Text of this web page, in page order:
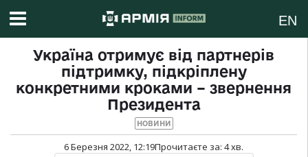
EN
Україна отримує від партнерів
підтримку, підкріплену
конкретними кроками – звернення
Президента
НОВИНИ
6 Березня 2022, 12:19Прочитаєте за: 4хв.